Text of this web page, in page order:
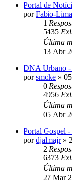
Portal de
porFabio-Lima
1
5435
Última
13 Abr
DNA Urbano -
porsmoke »
0
4956
Última
05 Abr
Portal Gospel
pordjalmajr»
2
6373
Última
27 Mar